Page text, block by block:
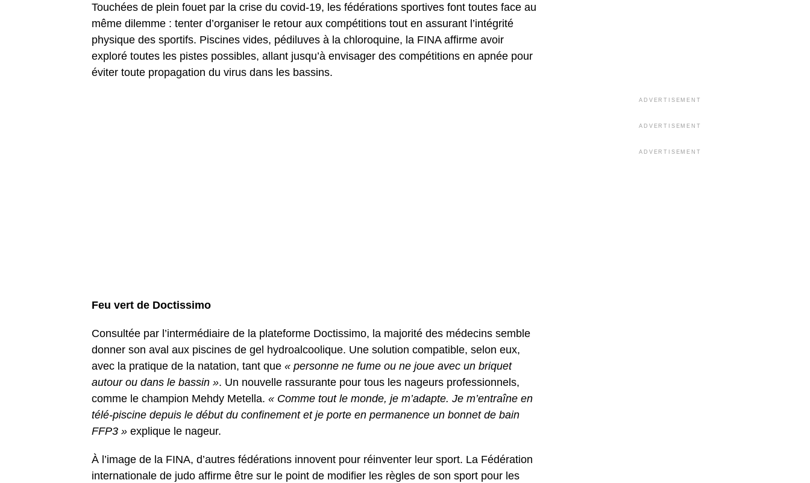
Touchées de plein fouet par la crise du covid-19, les fédérations sportives font toutes face au
même dilemme : tenter d’organiser le retour aux compétitions tout en assurant l’intégrité
physique des sportifs. Piscines vides, pédiluves à la chloroquine, la FINA affirme avoir
exploré toutes les pistes possibles, allant jusqu’à envisager des compétitions en apnée pour
éviter toute propagation du virus dans les bassins.
Feu vert de Doctissimo
Consultée par l’intermédiaire de la plateforme Doctissimo, la majorité des médecins semble
donner son aval aux piscines de gel hydroalcoolique. Une solution compatible, selon eux,
avec la pratique de la natation, tant que « personne ne fume ou ne joue avec un briquet
autour ou dans le bassin ». Un nouvelle rassurante pour tous les nageurs professionnels,
comme le champion Mehdy Metella. « Comme tout le monde, je m’adapte. Je m’entraîne en
télé-piscine depuis le début du confinement et je porte en permanence un bonnet de bain
FFP3 » explique le nageur.
À l’image de la FINA, d’autres fédérations innovent pour réinventer leur sport. La Fédération
internationale de judo affirme être sur le point de modifier les règles de son sport pour les
ADVERTISEMENT
ADVERTISEMENT
ADVERTISEMENT